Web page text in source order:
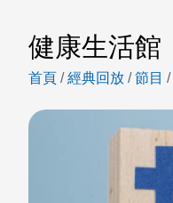
健康生活館
首頁 /經典回放 /節目 /